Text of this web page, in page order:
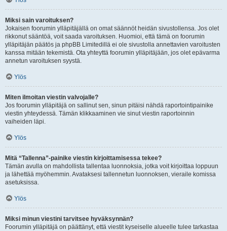
Miksi sain varoituksen?
Jokaisen foorumin ylläpitäjällä on omat säännöt heidän sivustollensa. Jos olet
rikkonut sääntöä, voit saada varoituksen. Huomioi, että tämä on foorumin
ylläpitäjän päätös ja phpBB Limitedillä ei ole sivustolla annettavien varoitusten
kanssa mitään tekemistä. Ota yhteyttä foorumin ylläpitäjään, jos olet epävarma
annetun varoituksen syystä.
Ylös
Miten ilmoitan viestin valvojalle?
Jos foorumin ylläpitäjä on sallinut sen, sinun pitäisi nähdä raportointipainike
viestin yhteydessä. Tämän klikkaaminen vie sinut viestin raportoinnin
vaiheiden läpi.
Ylös
Mitä “Tallenna”-painike viestin kirjoittamisessa tekee?
Tämän avulla on mahdollista tallentaa luonnoksia, jotka voit kirjoittaa loppuun
ja lähettää myöhemmin. Avataksesi tallennetun luonnoksen, vieraile komissa
asetuksissa.
Ylös
Miksi minun viestini tarvitsee hyväksynnän?
Foorumin ylläpitäjä on päättänyt, että viestit kyseiselle alueelle tulee tarkastaa